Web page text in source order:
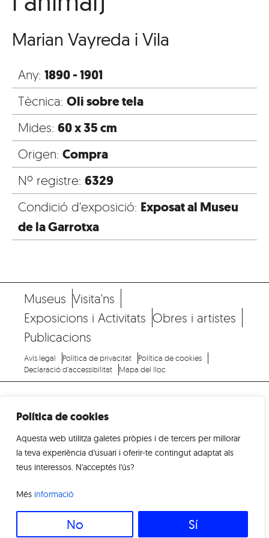
Política de cookies
Aquesta web utilitza galetes pròpies i de tercers per millorar
la teva experiència d'usuari i oferir-te contingut adaptat als
teus interessos. N'acceptés l'ús?
Més informació
No Sí
Marian Vayreda i Vila
Any: 1890 - 1901
Tècnica: Oli sobre tela
Mides: 60 x 35 cm
Origen: Compra
Nº registre: 6329
Condició d'exposició: Exposat al Museu
de la Garrotxa
Museus Visita'ns
Exposicions i Activitats Obres i artistes
Publicacions
Avís legal Política de privacitat
Política de cookies
Declaració d’accessibilitat
Mapa del lloc
museus.olot.cat
museusdolot@olot.cat